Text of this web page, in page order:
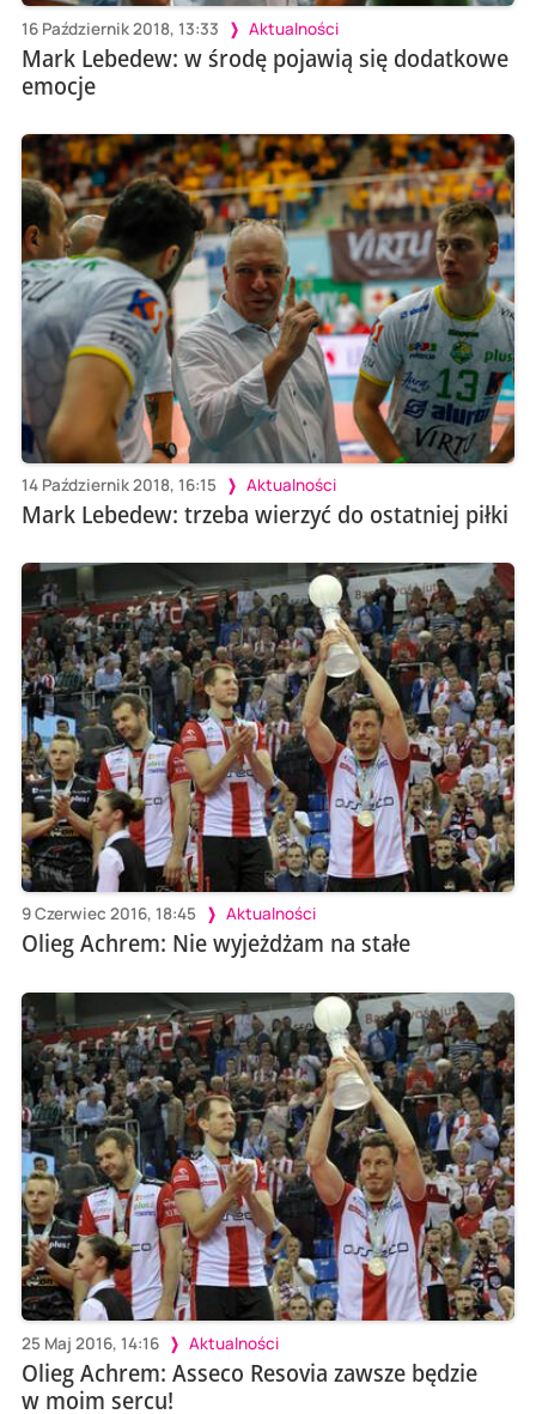
16 Październik 2018, 13:33 Aktualności
Mark Lebedew: w środę pojawią się dodatkowe
emocje
14 Październik 2018, 16:15 Aktualności
Mark Lebedew: trzeba wierzyć do ostatniej piłki
9 Czerwiec 2016, 18:45 Aktualności
Olieg Achrem: Nie wyjeżdżam na stałe
25 Maj 2016, 14:16 Aktualności
Olieg Achrem: Asseco Resovia zawsze będzie
w moim sercu!